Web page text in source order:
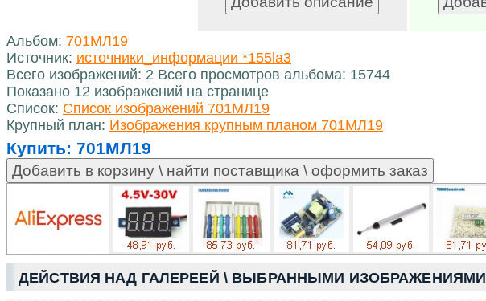
Альбом: 701МЛ19
Источник: источники_информации *155la3
Всего изображений: 2 Всего просмотров альбома: 15744
Показано 12 изображений на странице
Список: Список изображений 701МЛ19
Крупный план: Изображения крупным планом 701МЛ19
Купить: 701МЛ19
ДЕЙСТВИЯ НАД ГАЛЕРЕЕЙ \ ВЫБРАННЫМИ ИЗОБРАЖЕНИЯМИ